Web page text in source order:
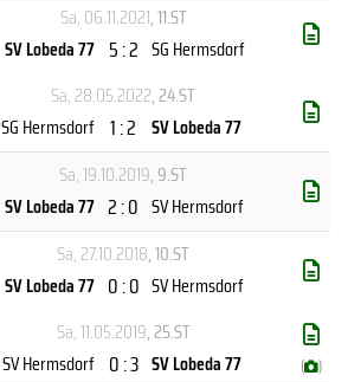
Sa, 06.11.2021, 11.ST
SV Lobeda 77 5 : 2 SG Hermsdorf
Sa, 28.05.2022, 24.ST
SG Hermsdorf 1 : 2 SV Lobeda 77
Sa, 19.10.2019, 9.ST
SV Lobeda 77 2 : 0 SV Hermsdorf
Sa, 27.10.2018, 10.ST
SV Lobeda 77 0 : 0 SV Hermsdorf
Sa, 11.05.2019, 25.ST
SV Hermsdorf 0 : 3 SV Lobeda 77 ( )